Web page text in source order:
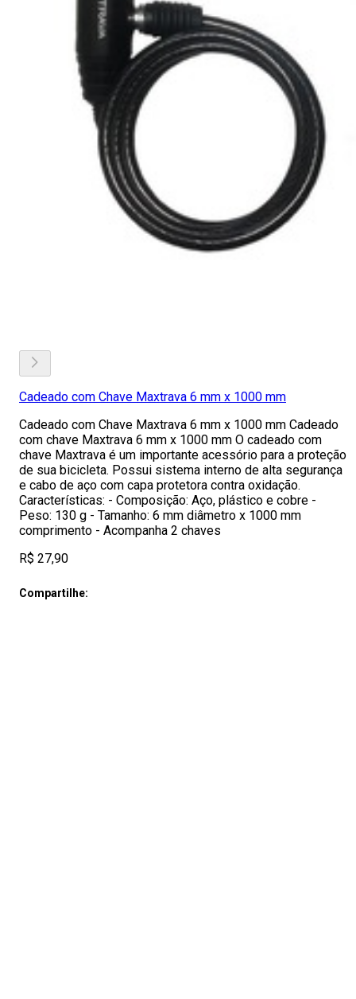
Cadeado com Chave Maxtrava 6 mm x 1000 mm
Cadeado com Chave Maxtrava 6 mm x 1000 mm Cadeado
com chave Maxtrava 6 mm x 1000 mm O cadeado com
chave Maxtrava é um importante acessório para a proteção
de sua bicicleta. Possui sistema interno de alta segurança
e cabo de aço com capa protetora contra oxidação.
Características: - Composição: Aço, plástico e cobre -
Peso: 130 g - Tamanho: 6 mm diâmetro x 1000 mm
comprimento - Acompanha 2 chaves
R$ 27,90
Compartilhe: